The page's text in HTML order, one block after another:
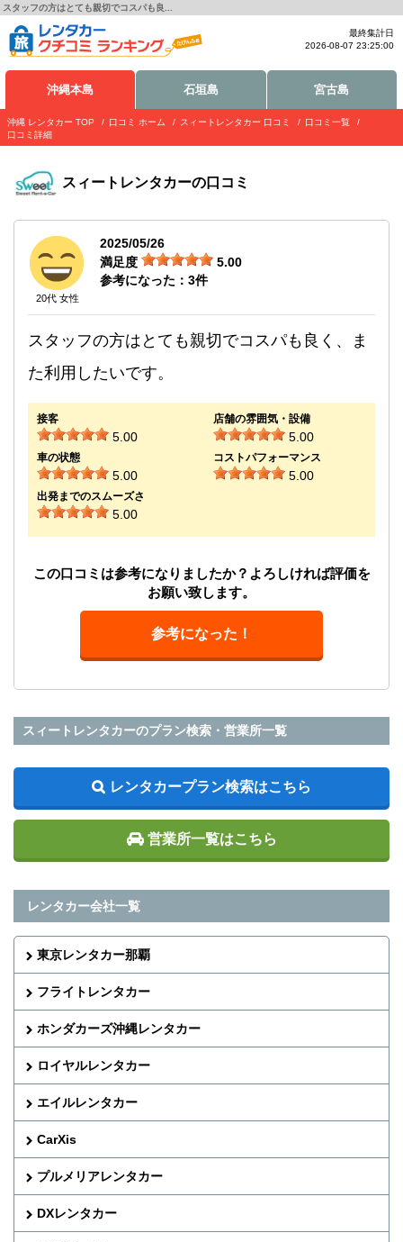
スタッフの方はとても親切でコスパも良...
最終集計日
2026-08-07 23:25:00
沖縄本島 石垣島 宮古島
沖縄 レンタカー TOP 口コミ ホーム スィートレンタカー 口コミ
口コミ一覧
口コミ詳細
スィートレンタカーの口コミ
20代 女性
2025/05/26
満足度
5.00
参考になった： 3件
スタッフの方はとても親切でコスパも良く、ま
た利用したいです。
接客
5.00
店舗の雰囲気・設備
5.00
車の状態
5.00
コストパフォーマンス
5.00
出発までのスムーズさ
5.00
この口コミは参考になりましたか？よろしければ評価を
お願い致します。
参考になった！
スィートレンタカーのプラン検索・営業所一覧
レンタカープラン検索はこちら
営業所一覧はこちら
レンタカー会社一覧
東京レンタカー那覇
フライトレンタカー
ホンダカーズ沖縄レンタカー
ロイヤルレンタカー
エイルレンタカー
CarXis
プルメリアレンタカー
DXレンタカー